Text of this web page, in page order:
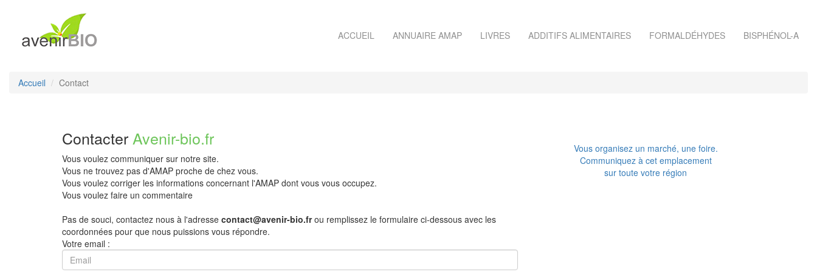
ACCUEIL ANNUAIRE AMAP LIVRES ADDITIFS ALIMENTAIRES FORMALDÉHYDES BISPHÉNOL-A
Accueil Contact
Contacter Avenir-bio.fr
Vous voulez communiquer sur notre site.
Vous ne trouvez pas d'AMAP proche de chez vous.
Vous voulez corriger les informations concernant l'AMAP dont vous vous occupez.
Vous voulez faire un commentaire
Pas de souci, contactez nous à l'adresse contact@avenir-bio.frou remplissez le formulaire ci-dessous avec les
coordonnées pour que nous puissions vous répondre.
Votre email :
Vous organisez un marché, une foire.
Communiquez à cet emplacement
sur toute votre région